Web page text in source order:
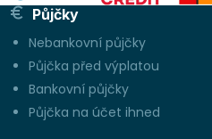
Půjčky
Nebankovní půjčky
Půjčka před výplatou
Bankovní půjčky
Půjčka na účet ihned